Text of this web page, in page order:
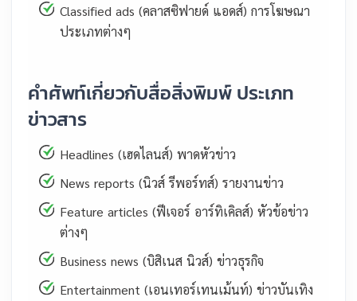
Classified ads (คลาสซิฟายด์ แอดส์) การโฆษณา
ประเภทต่างๆ
คำศัพท์เกี่ยวกับสื่อสิ่งพิมพ์ ประเภท
ข่าวสาร
Headlines (เฮดไลนส์) พาดหัวข่าว
News reports (นิวส์ รีพอร์ทส์) รายงานข่าว
Feature articles (ฟีเจอร์ อาร์ทิเคิลส์) หัวข้อข่าว
ต่างๆ
Business news (บิสิเนส นิวส์) ข่าวธุรกิจ
Entertainment (เอนเทอร์เทนเม้นท์) ข่าวบันเทิง